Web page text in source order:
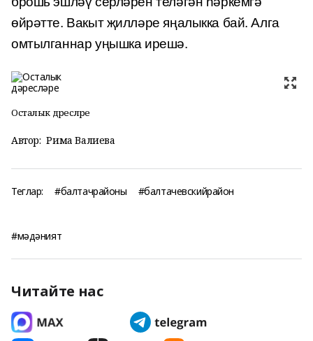
өйрәтте. Вакыт җилләре яңалыкка бай. Алга
омтылганнар уңышка ирешә.
Осталык дәресләре
Автор: Рима Валиева
Теглар: #балтачрайоны #балтачевскийрайон
#мәдәният
Читайте нас